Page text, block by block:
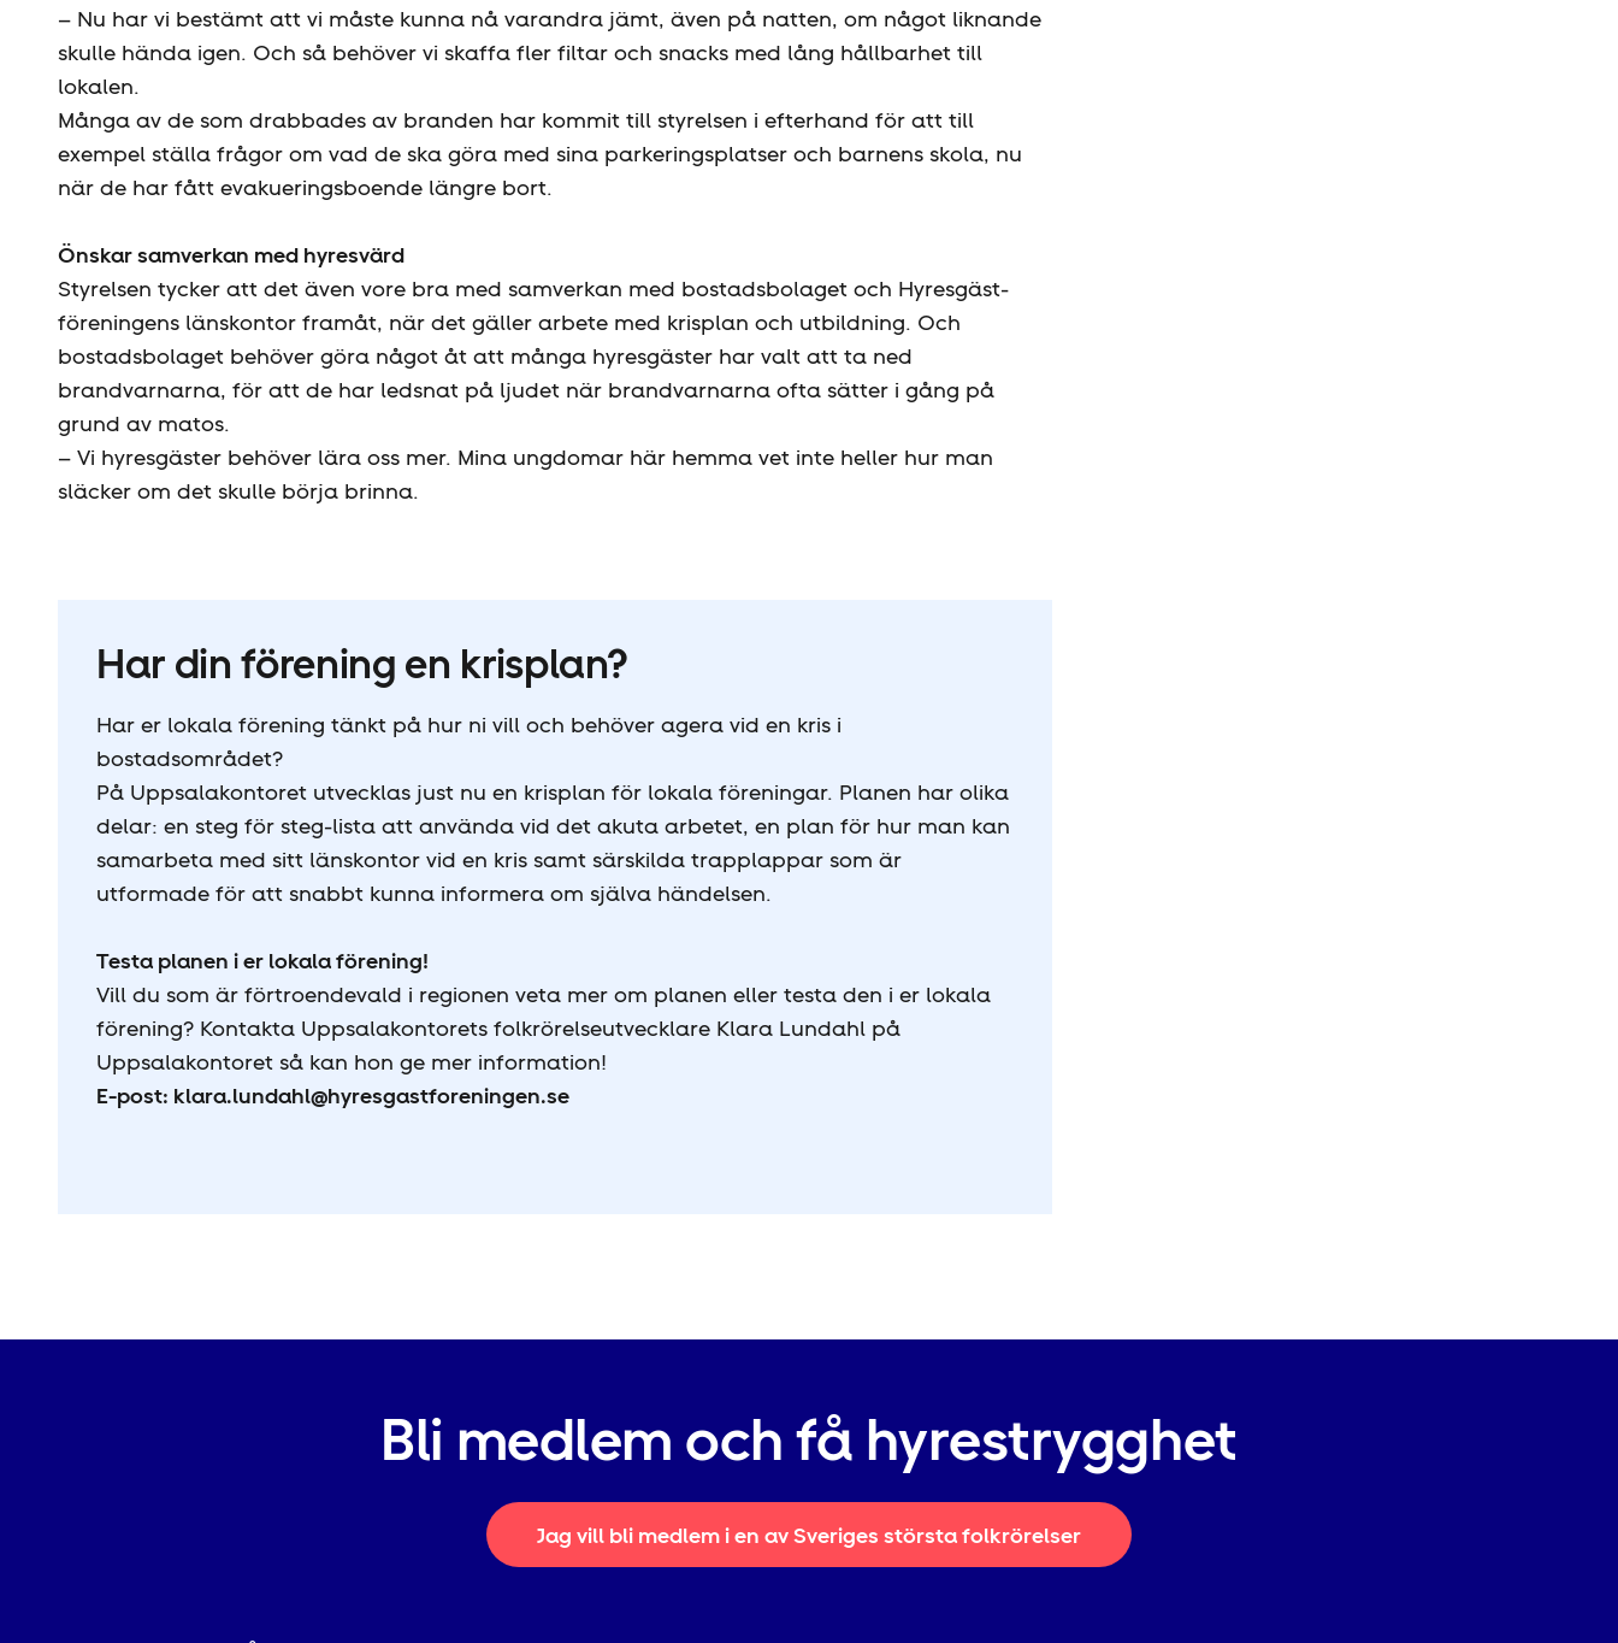
– Nu har vi bestämt att vi måste kunna nå varandra jämt, även på natten, om något liknande
skulle hända igen. Och så behöver vi skaffa fler filtar och snacks med lång hållbarhet till
lokalen.
Många av de som drabbades av branden har kommit till styrelsen i efterhand för att till
exempel ställa frågor om vad de ska göra med sina parkeringsplatser och barnens skola, nu
när de har fått evakueringsboende längre bort.
Önskar samverkan med hyresvärd
Styrelsen tycker att det även vore bra med samverkan med bostadsbolaget och Hyresgäst­
föreningens länskontor framåt, när det gäller arbete med krisplan och utbildning. Och
bostadsbolaget behöver göra något åt att många hyresgäster har valt att ta ned
brandvarnarna, för att de har ledsnat på ljudet när brandvarnarna ofta sätter i gång på
grund av matos.
– Vi hyresgäster behöver lära oss mer. Mina ungdomar här hemma vet inte heller hur man
släcker om det skulle börja brinna.
Har din förening en krisplan?
Har er lokala förening tänkt på hur ni vill och behöver agera vid en kris i
bostadsområdet?
På Uppsalakontoret utvecklas just nu en krisplan för lokala föreningar. Planen har olika
delar: en steg för steg-lista att använda vid det akuta arbetet, en plan för hur man kan
samarbeta med sitt länskontor vid en kris samt särskilda trapplappar som är
utformade för att snabbt kunna informera om själva händelsen.
Testa planen i er lokala förening!
Vill du som är förtroendevald i regionen veta mer om planen eller testa den i er lokala
förening? Kontakta Uppsalakontorets folkrörelseutvecklare Klara Lundahl på
Uppsalakontoret så kan hon ge mer information!
E-post: klara.lundahl@hyresgastforeningen.se
Bli medlem och få hyrestrygghet
Jag vill bli medlem i en av Sveriges största folkrörelser